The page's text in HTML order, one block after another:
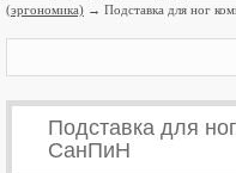
(эргономика) → Подставка для ног
Подставка для
СанПиН